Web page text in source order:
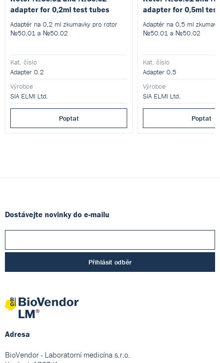
adapter for 0,2ml test tubes
Adaptér na 0,2 ml zkumavky pro rotor
№50.01 a №50.02
Kat. číslo
Adapter 0.2
Výrobce
SIA ELMI Ltd.
Poptat
adapter for 0,5ml
Adaptér na 0,5 ml
№50.01 a №50.02
Kat. číslo
Adapter 0.5
Výrobce
SIA ELMI Ltd.
Poptat
Dostávejte novinky do e-mailu
Přihlásit odběr
Adresa
BioVendor - Laboratorní medicína s.r.o.